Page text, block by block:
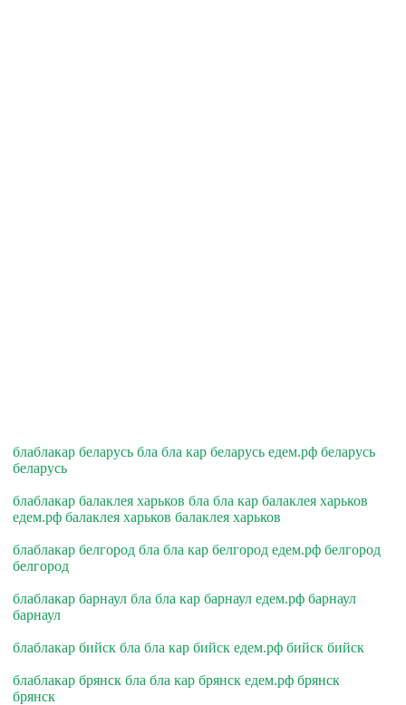
блаблакар беларусь бла бла кар беларусь едем.рф беларусь
беларусь
блаблакар балаклея харьков бла бла кар балаклея харьков
едем.рф балаклея харьков балаклея харьков
блаблакар белгород бла бла кар белгород едем.рф белгород
белгород
блаблакар барнаул бла бла кар барнаул едем.рф барнаул
барнаул
блаблакар бийск бла бла кар бийск едем.рф бийск бийск
блаблакар брянск бла бла кар брянск едем.рф брянск
брянск